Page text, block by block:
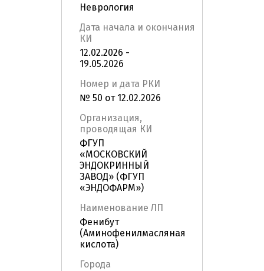
Неврология
Дата начала и окончания
КИ
12.02.2026 -
19.05.2026
Номер и дата РКИ
№ 50 от 12.02.2026
Организация,
проводящая КИ
ФГУП
«МОСКОВСКИЙ
ЭНДОКРИННЫЙ
ЗАВОД» (ФГУП
«ЭНДОФАРМ»)
Наименование ЛП
Фенибут
(Аминофенилмасляная
кислота)
Города